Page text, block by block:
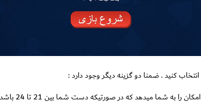
کنید . ضمنا دو گزینه دیگر وجود دارد :
شما میدهد که در صورتیکه دست شما بین 21 تا 24 باشد برنده میشوید.